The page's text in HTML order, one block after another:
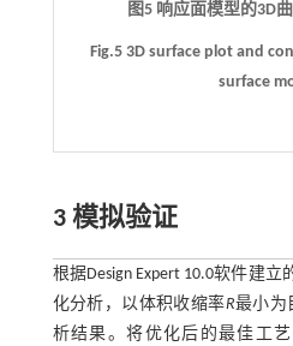
图5 响应面模型的3D
Fig.5 3D surface plot and
surface
3 模拟验证
根据Design Expert 10.0软件建
化分析，以体积收缩率R最小为
析结果。将优化后的最佳工